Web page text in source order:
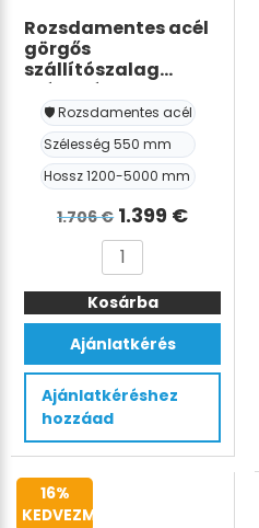
Rozsdamentes acél
görgős
szállítószalag
szélesség 550 mm,
hossz 1200-5000 mm
🛡️ Rozsdamentes acél
Szélesség 550 mm
Hossz 1200-5000 mm
1.706€ Det
ursprungliga
priset
var:
1.706 €.
1.399 €Det
1.399 €.
Rozsdamentes
acél
görgős
szállítószalag
szélesség
550
mm,
hossz
1200-
Kosárba
Ajánlatkérés
Ajánlatkéréshez
hozzáad
16%
KEDVEZMÉNY